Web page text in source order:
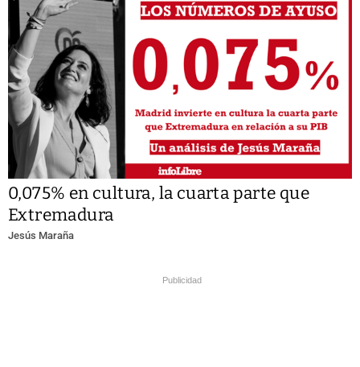
0,075% en cultura, la cuarta parte que
Extremadura
Jesús Maraña
Publicidad